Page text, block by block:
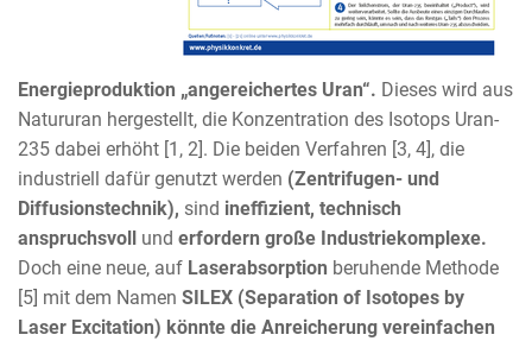
Energieproduktion „angereichertes Uran“. Dieses wird aus
Natururan hergestellt, die Konzentration des Isotops Uran-
235 dabei erhöht [1, 2]. Die beiden Verfahren [3, 4], die
industriell dafür genutzt werden (Zentrifugen- und
Diffusionstechnik), sind ineffizient, technisch
anspruchsvoll und erfordern große Industriekomplexe.
Doch eine neue, auf Laserabsorption beruhende Methode
[5] mit dem Namen SILEX (Separation of Isotopes by
Laser Excitation) könnte die Anreicherung vereinfachen